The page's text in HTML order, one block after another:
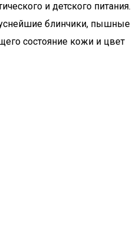
и детского питания.
блинчики, пышные
состояние кожи и цвет